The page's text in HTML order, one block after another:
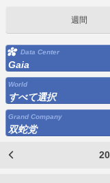
週間
Data Center
Gaia
World
すべて選択
Grand Company
双蛇党